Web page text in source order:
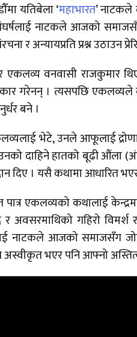
यतिबेला ‘महाभारत’
नाटकले आजको
र अन्यायप्रति प्रश्न उठाउन
वनवासी राजकुमार थिए
गरेनन् । त्यसपछि एकलव्यले
बने ।
भेटे, उनले आफूलाई
दाहिने हातको बूढी औंला
। यसै कथामा आधारित भएर
पात्र एकलव्यको कथालाई
र अवसरमाथिको गहिरो
नाटकले आजको समाजसँग
अस्वीकृत भएर पनि आफ्नो